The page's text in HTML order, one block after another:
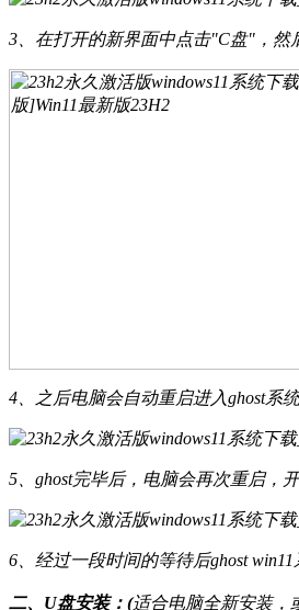
3、在打开的新界面中点击"C盘"，然
4、之后电脑会自动重启进入ghost系
5、ghost完毕后，电脑会再次重启，
6、经过一段时间的等待后ghost
二、U盘安装：(适合电脑全新安装，